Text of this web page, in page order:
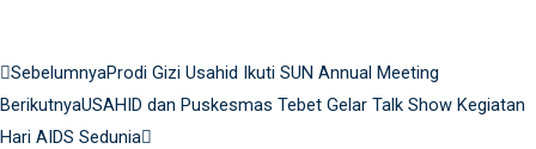
Prev
SebelumnyaProdi Gizi Usahid Ikuti SUN Annual Meeting
BerikutnyaUSAHID dan Puskesmas Tebet Gelar Talk Show Kegiatan
Hari AIDS Sedunia
Next